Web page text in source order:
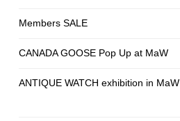
Members SALE
CANADA GOOSE Pop Up at MaW
ANTIQUE WATCH exhibition in MaW